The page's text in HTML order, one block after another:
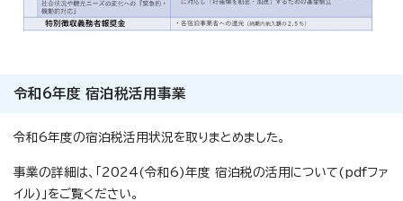
令和6年度 宿泊税活用事業
令和6年度の宿泊税活用状況を取りまとめました。
事業の詳細は、「2024(令和6)年度 宿泊税の活用について(pdfファ
イル)」をご覧ください。